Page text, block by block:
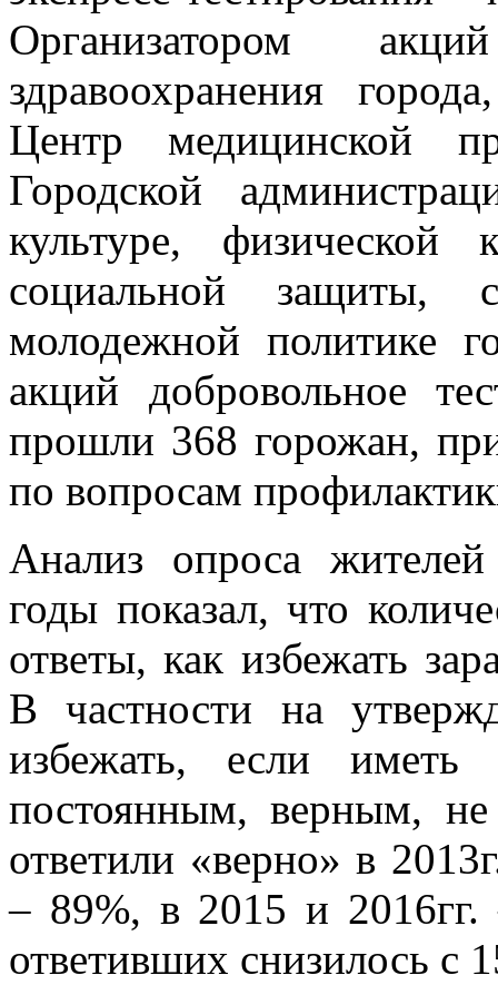
Организатором
здравоохранения
Центр медицинской
Городской
культуре, физической
социальной защиты,
молодежной политике
акций добровольное
прошли 368 горожан,
по вопросам
Анализ опроса
годы показал, что
ответы, как избежать
В частности на
избежать, если
постоянным, верным,
ответили «верно» в
– 89%, в 2015 и
ответивших снизилось с